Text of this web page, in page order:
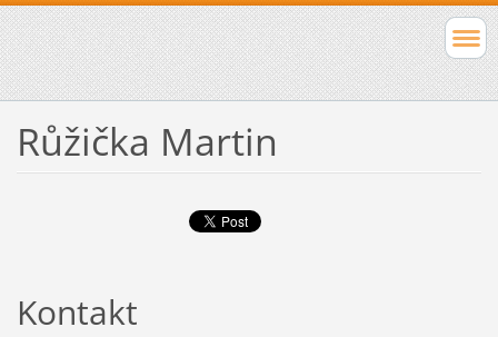
Růžička Martin
Kontakt